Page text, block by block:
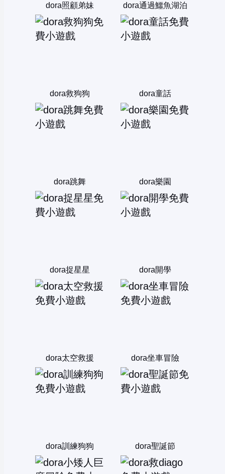
dora照顧弟妹 dora通過鱷魚湖泊
dora救狗狗 dora童話
dora跳舞 dora樂園
dora捉星星 dora開學
dora太空救援 dora坐車冒險
dora訓練狗狗 dora聖誕節